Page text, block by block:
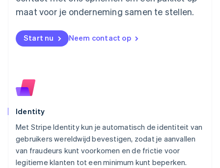
maat voor je onderneming samen te stellen.
Start nu Neem contact op
Identity
Met Stripe Identity kun je automatisch de identiteit van
gebruikers wereldwijd bevestigen, zodat je aanvallen
van fraudeurs kunt voorkomen en de frictie voor
legitieme klanten tot een minimum kunt beperken.
Español English
Nederland
Nieuw-Zeeland
English
Deutsch
Polen
Portugal
Roemenië
English
Singapore
English简体中文